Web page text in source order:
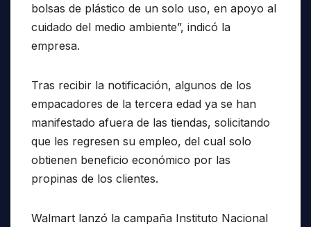
bolsas de plástico de un solo uso, en apoyo al
cuidado del medio ambiente”, indicó la
empresa.
Tras recibir la notificación, algunos de los
empacadores de la tercera edad ya se han
manifestado afuera de las tiendas, solicitando
que les regresen su empleo, del cual solo
obtienen beneficio económico por las
propinas de los clientes.
Walmart lanzó la campaña Instituto Nacional